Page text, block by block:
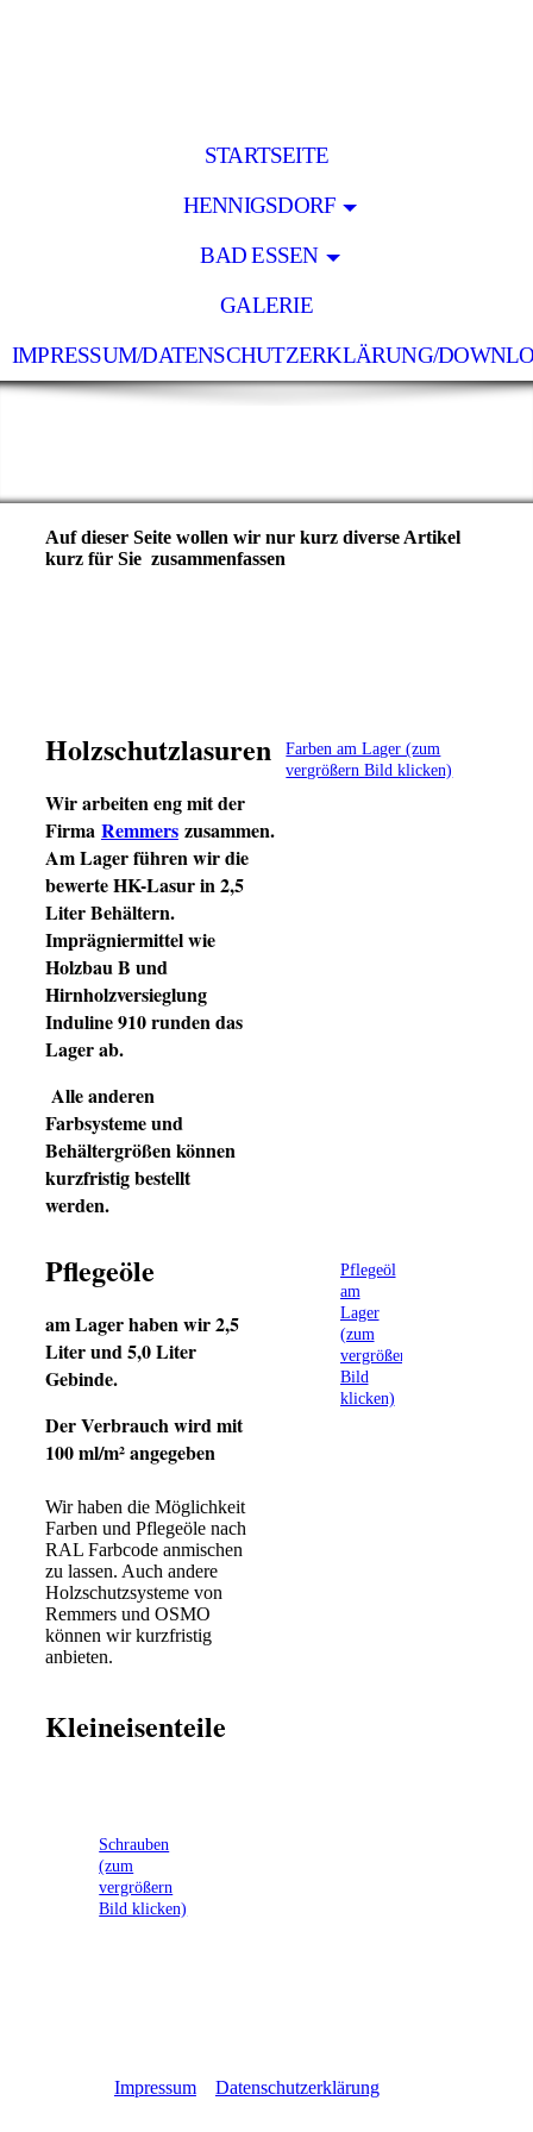
STARTSEITE
HENNIGSDORF
BAD ESSEN
GALERIE
IMPRESSUM/DATENSCHUTZERKLÄRUNG/
Auf dieser Seite wollen wir nur kurz diverse Artikel
kurz für Sie zusammenfassen
Holzschutzlasuren
Wir arbeiten eng mit der
Firma Remmerszusammen.
Am Lager führen wir die
bewerte HK-Lasur in 2,5
Liter Behältern.
Imprägniermittel wie
Holzbau B und
Hirnholzversieglung
Induline 910 runden das
Lager ab.
Alle anderen
Farbsysteme und
Behältergrößen können
kurzfristig bestellt
werden.
Farben am Lager (zum
vergrößern Bild klicken)
Pflegeöle
am Lager haben wir 2,5
Liter und 5,0 Liter
Gebinde.
Der Verbrauch wird mit
100 ml/m² angegeben
Pflegeöl
am
Lager
(zum
vergrößern
Bild
klicken)
Wir haben die Möglichkeit
Farben und Pflegeöle nach
RAL Farbcode anmischen
zu lassen. Auch andere
Holzschutzsysteme von
Remmers und OSMO
können wir kurzfristig
anbieten.
Kleineisenteile
Schrauben
(zum
vergrößern
Bild klicken)
Impressum/ Datenschutzerklärung